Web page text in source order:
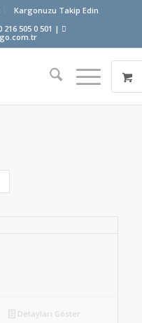
Kargonuzu Takip Edin
216 505 0 501 |
Detayları Göster